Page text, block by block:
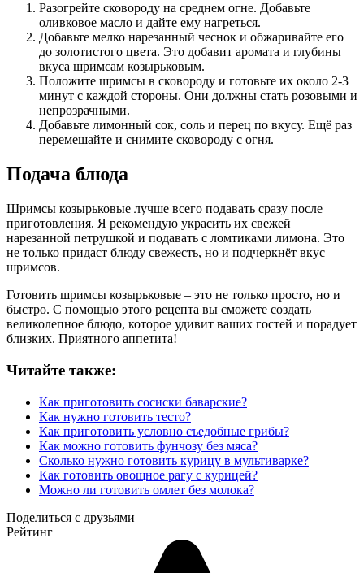
Разогрейте сковороду на среднем огне. Добавьте
оливковое масло и дайте ему нагреться.
Добавьте мелко нарезанный чеснок и обжаривайте его
до золотистого цвета. Это добавит аромата и глубины
вкуса шримсам козырьковым.
Положите шримсы в сковороду и готовьте их около 2-3
минут с каждой стороны. Они должны стать розовыми и
непрозрачными.
Добавьте лимонный сок, соль и перец по вкусу. Ещё раз
перемешайте и снимите сковороду с огня.
Подача блюда
Шримсы козырьковые лучше всего подавать сразу после
приготовления. Я рекомендую украсить их свежей
нарезанной петрушкой и подавать с ломтиками лимона. Это
не только придаст блюду свежесть, но и подчеркнёт вкус
шримсов.
Готовить шримсы козырьковые – это не только просто, но и
быстро. С помощью этого рецепта вы сможете создать
великолепное блюдо, которое удивит ваших гостей и порадует
близких. Приятного аппетита!
Читайте также:
Как приготовить сосиски баварские?
Как нужно готовить тесто?
Как приготовить условно съедобные грибы?
Как можно готовить фунчозу без мяса?
Сколько нужно готовить курицу в мультиварке?
Как готовить овощное рагу с курицей?
Можно ли готовить омлет без молока?
Поделиться с друзьями
Рейтинг